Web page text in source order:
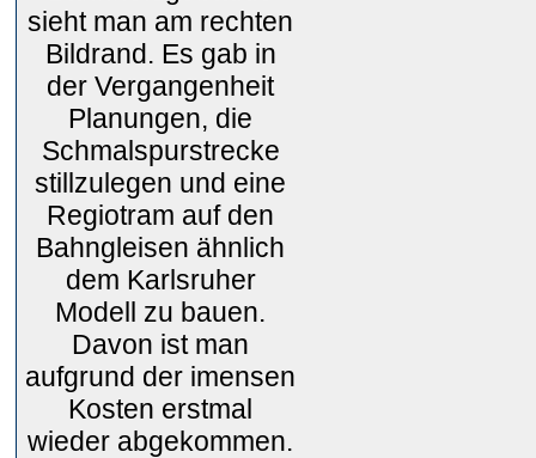
sieht man am rechten
Bildrand. Es gab in
der Vergangenheit
Planungen, die
Schmalspurstrecke
stillzulegen und eine
Regiotram auf den
Bahngleisen ähnlich
dem Karlsruher
Modell zu bauen.
Davon ist man
aufgrund der imensen
Kosten erstmal
wieder abgekommen.